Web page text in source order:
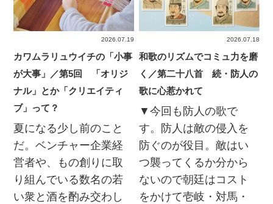
2026.07.19
カワムラリュウイチの「小事
が大事」／第5回 「オリジ
ナル」とか「クリエイティ
ブ」って？
夏になる少し前のこと
だ。ベンチャー企業経
営者や、もの創りに取
り組んでいる数名の若
い衆と酒を酌み交わし
2026.07.18
和歌のリズムでコミュ力を磨
く／第二十八首 続・防人の
歌に心惹かれて
▼今回も防人の歌で
す。防人は敵の侵入を
防ぐのが役目。敵はい
つ襲ってくるか分から
ないので朝廷はコスト
をかけて壱岐・対馬・